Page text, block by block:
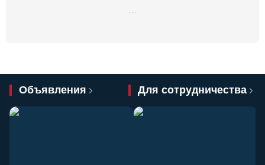
Объявления Для сотрудничества